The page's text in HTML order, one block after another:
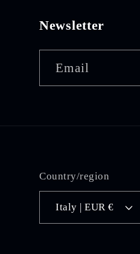
Newsletter
Email
Country/region
Italy | EUR €